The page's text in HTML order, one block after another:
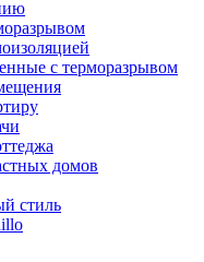
с терморазрывом
домов
стиль